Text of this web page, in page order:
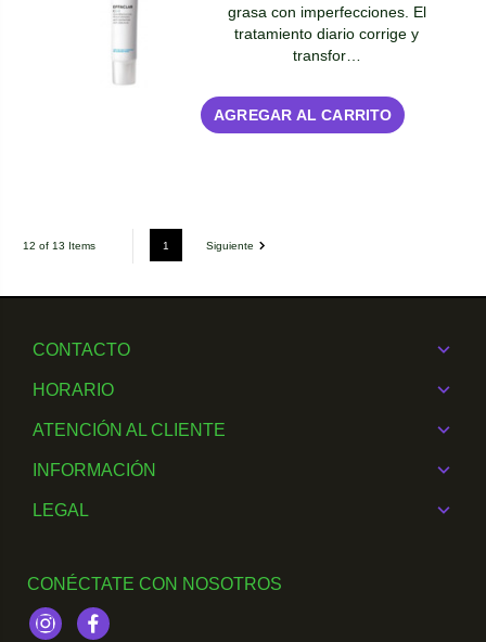
grasa con imperfecciones. El
tratamiento diario corrige y
transfor…
AGREGAR AL CARRITO
12 of 13 Items 1 Siguiente
CONTACTO
HORARIO
ATENCIÓN AL CLIENTE
INFORMACIÓN
LEGAL
CONÉCTATE CON NOSOTROS
InstagramFacebook